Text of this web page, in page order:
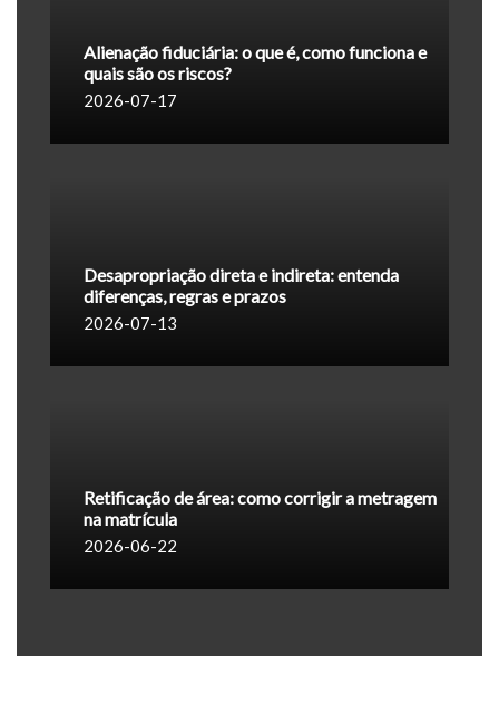
Alienação fiduciária: o que é, como funciona e
quais são os riscos?
2026-07-17
Desapropriação direta e indireta: entenda
diferenças, regras e prazos
2026-07-13
Retificação de área: como corrigir a metragem
na matrícula
2026-06-22